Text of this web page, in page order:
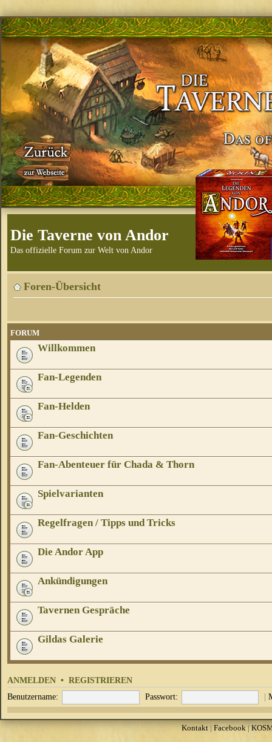
Die Taverne von Andor
Das offizielle Forum zur Welt von Andor
Foren-Übersicht
FORUM
Willkommen
Fan-Legenden
Fan-Helden
Fan-Geschichten
Fan-Abenteuer für Chada & Thorn
Spielvarianten
Regelfragen / Tipps und Tricks
Die Andor App
Ankündigungen
Tavernen Gespräche
Gildas Galerie
ANMELDEN • REGISTRIEREN
Benutzername: Passwort: |
Kontakt| Facebook|